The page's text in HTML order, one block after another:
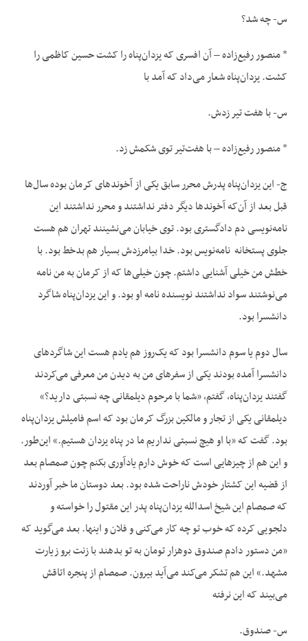
س- چه شد؟
* منصور رفیع‌زاده – آن افسری که یزدان‌پناه را کشت حسین کاظمی را
کشت. یزدان‌پناه شعار می‌داد که آمد با
س- با هفت تیر زدش.
* منصور رفیع‌زاده – با هفت‌تیر توی شکمش زد.
ج- این یزدان‌پناه پدرش محرر سابق یکی از آخوندهای کرمان بوده سال‌ها
قبل بعد از آن‌که آخوندها دیگر دفتر نداشتند و محرر نداشتند این
نامه‌نویسی دم دادگستری بود. توی خیابان می‌نشینند تهران هم هست
جلوی پستخانه نامه‌نویس بود. خدا بیامرزدش بسیار هم بدخط بود. با
خطش من خیلی آشنایی داشتم. چون خیلی‌ها که از کرمان به من نامه
می‌نوشتند سواد نداشتند نویسنده نامه او بود. و این یزدان‌پناه شاگرد
دانشسرا بود.
سال دوم یا سوم دانشسرا بود که یک‌روز هم یادم هست این شاگردهای
دانشسرا آمده بودند یکی از سفرهای من به دیدن من معرفی می‌کردند
گفتند یزدان‌پناه، گفتم، «شما با مرحوم دیلمقانی چه نسبتی دارید؟»
دیلمقانی یکی از تجار و مالکین بزرگ کرمان بود که اسم فامیلش یزدان‌پناه
بود. گفت که «با او هیچ نسبتی نداریم ما در پناه یزدان هستیم.» این‌طور.
و این هم از چیزهایی است که خوش دارم یادآوری بکنم چون صمصام بعد
از قضیه این کشتار خودش ناراحت شده بود. بعد دوستان ما خبر آوردند
که صمصام این شیخ اسدالله یزدان‌پناه پدر این مقتول را خواسته و
دلجویی کرده که خوب تو چه کار می‌کنی و فلان و اینها. بعد می‌گوید که
«من دستور دادم صندوق دوهزار تومان به تو بدهند با زنت برو زیارت
مشهد.» این هم تشکر می‌کند می‌آید بیرون. صمصام از پنجره اتاقش
می‌بیند که این نرفته
س- صندوق.